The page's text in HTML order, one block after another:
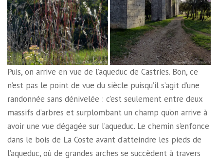
Puis, on arrive en vue de l’aqueduc de Castries. Bon, ce
n’est pas le point de vue du siècle puisqu’il s’agit d’une
randonnée sans dénivelée : c’est seulement entre deux
massifs d’arbres et surplombant un champ qu’on arrive à
avoir une vue dégagée sur l’aqueduc. Le chemin s’enfonce
dans le bois de La Coste avant d’atteindre les pieds de
l’aqueduc, où de grandes arches se succèdent à travers